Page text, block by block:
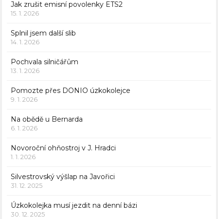
Jak zrušit emisní povolenky ETS2
15. 1. 2026
Splnil jsem další slib
14. 1. 2026
Pochvala silničářům
13. 1. 2026
Pomozte přes DONIO úzkokolejce
9. 1. 2026
Na obědě u Bernarda
6. 1. 2026
Novoroční ohňostroj v J. Hradci
1. 1. 2026
Silvestrovský výšlap na Javořici
31. 12. 2025
Úzkokolejka musí jezdit na denní bázi
30. 12. 2025